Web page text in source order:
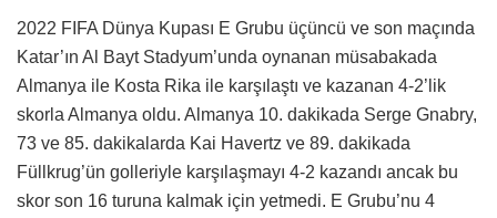
2022 FIFA Dünya Kupası E Grubu üçüncü ve son maçında
Katar’ın Al Bayt Stadyum’unda oynanan müsabakada
Almanya ile Kosta Rika ile karşılaştı ve kazanan 4-2’lik
skorla Almanya oldu. Almanya 10. dakikada Serge Gnabry,
73 ve 85. dakikalarda Kai Havertz ve 89. dakikada
Füllkrug’ün golleriyle karşılaşmayı 4-2 kazandı ancak bu
skor son 16 turuna kalmak için yetmedi. E Grubu’nu 4